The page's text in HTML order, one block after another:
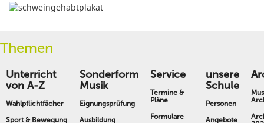
Themen
Unterricht
von A-Z
Wahlpflichtfächer
Sport & Bewegung
Sonderform
Musik
Eignungsprüfung
Ausbildung
Service
Termine &
Pläne
Formulare
unsere
Schule
Personen
Angebote